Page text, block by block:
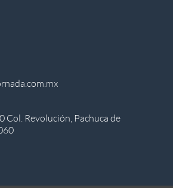
Col. Revolución, Pachuca de